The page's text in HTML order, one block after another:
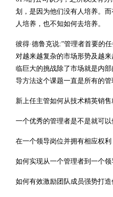
划，是因为他们没有人培养。
人培养，也不知如何去培养。
彼得·德鲁克说:”管理者首要的
对越来越复杂的市场形势及越
临巨大的挑战除了市场就是内
导方法这个课题一直是所有的
新上任主管如何从技术精英销
一个优秀的管理者是不是就可
在一个领导岗位并拥有相应权
如何实现从一个管理者到一个领
如何有效激励团队成员强势打